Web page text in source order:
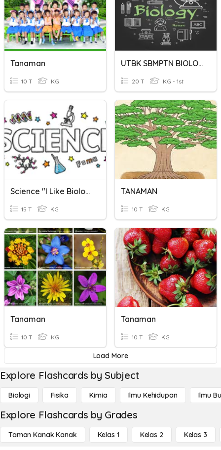
Tanaman
10 T KG
UTBK SBMPTN BIOLOGI 1
20 T KG - 1st
Science "I Like Biologi"
15 T KG
TANAMAN
10 T KG
Tanaman
10 T KG
Tanaman
10 T KG
Load More
Explore Flashcards by Subject
Biologi Fisika Kimia Ilmu Kehidupan Ilmu
Explore Flashcards by Grades
Taman Kanak Kanak Kelas 1 Kelas 2 Kelas 3